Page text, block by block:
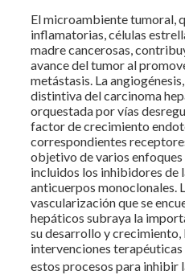
El microambiente tumoral,
inflamatorias, células
madre cancerosas,
avance del tumor al
metástasis. La
distintiva del carcinoma
orquestada por vías
factor de crecimiento
correspondientes
objetivo de varios
incluidos los inhibidores de
anticuerpos monoclonales.
vascularización que se
hepáticos subraya la
su desarrollo y crecimiento,
intervenciones
estos procesos para inhibir